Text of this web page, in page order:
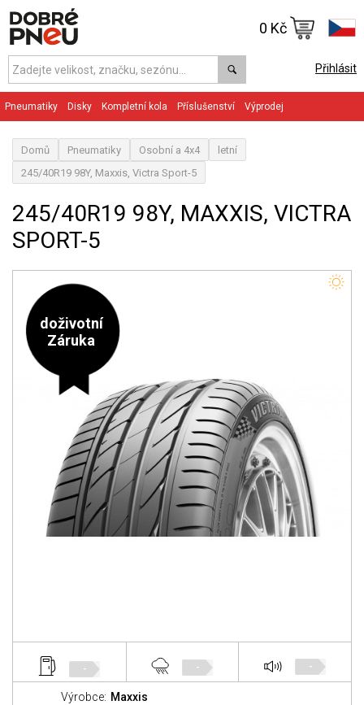
Přihlásit
0 Kč
Pneumatiky Disky Kompletní kola Příslušenství Výprodej
Domů Pneumatiky Osobní a 4x4
letní
245/40R19 98Y, Maxxis, Victra Sport-5
245/40R19 98Y, MAXXIS, VICTRA
SPORT-5
doživotní
Záruka
- - -
Výrobce: Maxxis